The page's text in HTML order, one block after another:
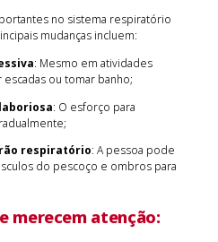
no sistema respiratório
mudanças incluem:
: Mesmo em atividades
ou tomar banho;
: O esforço para
respiratório: A pessoa pode
do pescoço e ombros para
merecem atenção: